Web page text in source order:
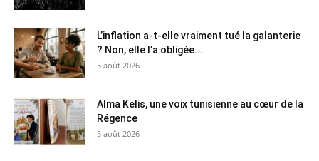
L’inflation a-t-elle vraiment tué la galanterie
? Non, elle l’a obligée...
5 août 2026
Alma Kelis, une voix tunisienne au cœur de la
Régence
5 août 2026